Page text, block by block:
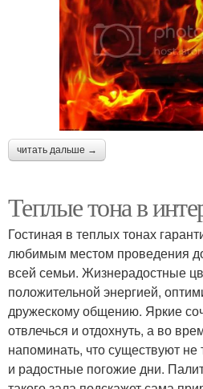
читать дальше →
Теплые тона в
Гостиная в теплых тонах
любимым местом проведения
всей семьи. Жизнерадостные
положительной энергией,
дружескому общению. Яркие
отвлечься и отдохнуть, а во
напоминать, что существуют
и радостные погожие дни.